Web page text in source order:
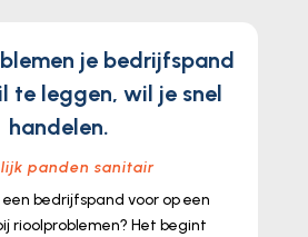
je bedrijfspand
te leggen, wil je snel
handelen.
panden sanitair
een bedrijfspand voor op een
rioolproblemen? Het begint